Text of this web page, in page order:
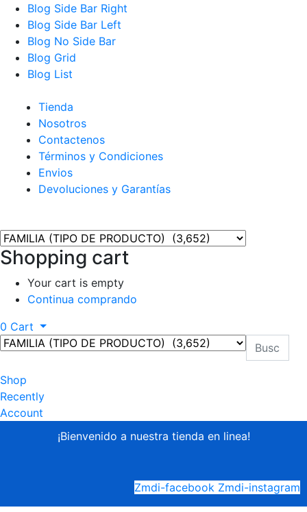
Blog Side Bar Right
Blog Side Bar Left
Blog No Side Bar
Blog Grid
Blog List
Tienda
Nosotros
Contactenos
Términos y Condiciones
Envios
Devoluciones y Garantías
Shopping cart
Your cart is empty
Continua comprando
0 Cart
Shop
Recently
Account
¡Bienvenido a nuestra tienda en linea!
Zmdi-facebook Zmdi-instagram